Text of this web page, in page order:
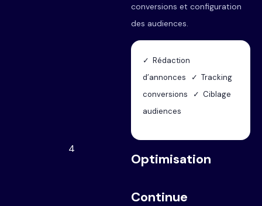
conversions et configuration
des audiences.
✓ Rédaction
d’annonces ✓ Tracking
conversions ✓ Ciblage
audiences
4
Optimisation
Continue